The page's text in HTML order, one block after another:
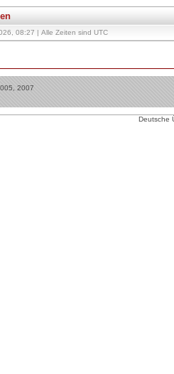
08:27 | Alle Zeiten sind UTC
2007
Deutsche